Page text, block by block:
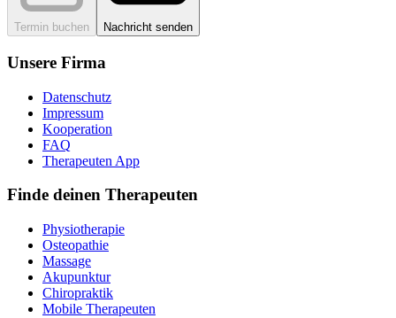
Termin buchen Nachricht senden
Unsere Firma
Datenschutz
Impressum
Kooperation
FAQ
Therapeuten App
Finde deinen Therapeuten
Physiotherapie
Osteopathie
Massage
Akupunktur
Chiropraktik
Mobile Therapeuten